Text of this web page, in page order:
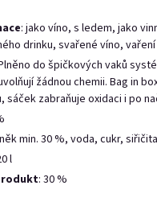
Add to cart
Bestsellers
: jako víno, s ledem, jako
drinku, svařené víno,
do špičkových vaků
žádnou chemii. Bag in
sáček zabraňuje oxidaci i po
min. 30 %, voda, cukr,
l
: 30 %